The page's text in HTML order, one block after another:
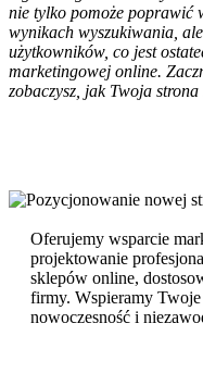
nie tylko pomoże poprawić
wynikach wyszukiwania,
użytkowników, co jest
marketingowej online.
zobaczysz, jak Twoja
Oferujemy wsparcie
projektowanie
sklepów online,
firmy. Wspieramy
nowoczesność i